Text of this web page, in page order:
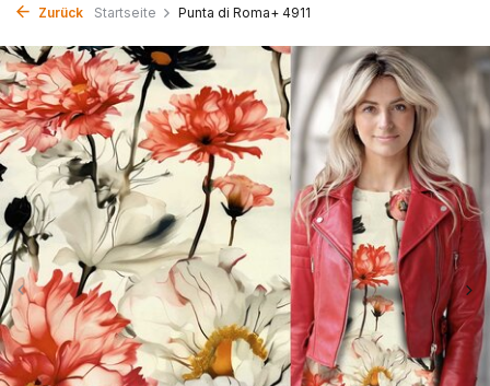
Zurück Startseite Punta di Roma+ 4911